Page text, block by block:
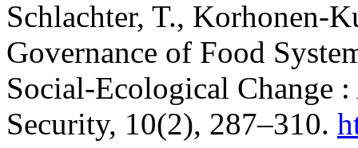
Schlachter, T., Korhonen-
Governance of Food
Social-Ecological Change
Security, 10(2), 287–310.